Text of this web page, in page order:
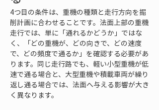
4つ目の条件は、重機の種類と走行方向を掘
削計画に合わせることです。法面上部の重機
走行では、単に「通れるかどうか」ではな
く、「どの重機が、どの向きで、どの速度
で、どの頻度で通るか」を確認する必要があ
ります。同じ走行路でも、軽い小型重機が低
速で通る場合と、大型重機や積載車両が繰り
返し通る場合では、法面へ与える影響が大き
く異なります。